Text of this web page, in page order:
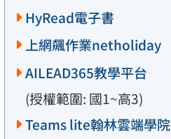
HyRead電子書
上網飆作業netholiday
AILEAD365教學平台
(授權範圍: 國1~高3)
Teams lite翰林雲端學院